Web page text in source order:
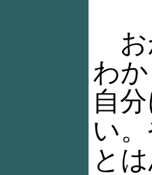
お
わ
自
い
とは